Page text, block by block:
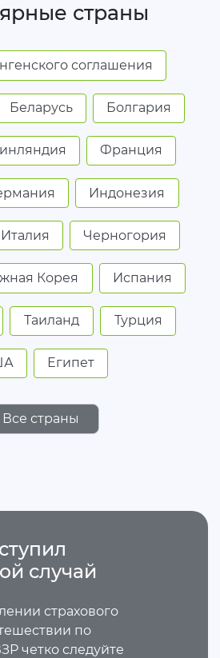
страны
соглашения
Беларусь Болгария
Франция
Индонезия
Италия Черногория
Корея Испания
Таиланд Турция
Египет
Все страны
случай
страхового
по
четко следуйте